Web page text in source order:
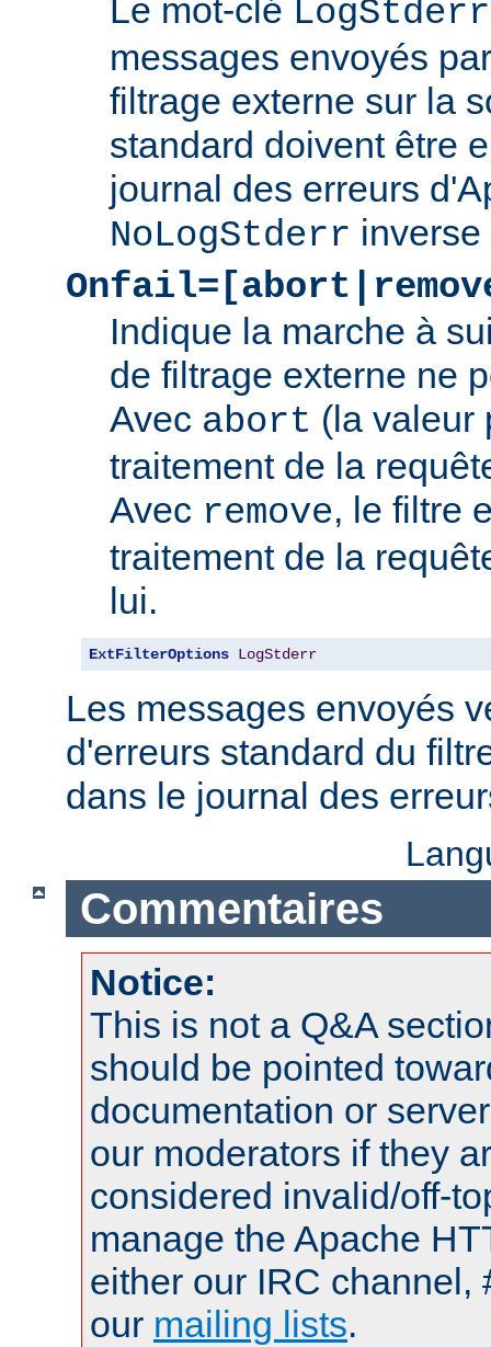
Le mot-clé LogStderr
messages envoyés
filtrage externe sur la
standard doivent être
journal des erreurs
NoLogStderr
Indique la marche à
de filtrage externe ne
Avec abort (la valeur
traitement de la
Avec remove, le filtre
traitement de la
lui.
ExtFilterOptions LogStderr
Les messages envoyés
d'erreurs standard du
dans le journal des
Commentaires
Notice:
This is not a Q&A
should be pointed
documentation or
our moderators if they
considered invalid/off-
manage the Apache
either our IRC channel,
our mailing lists.